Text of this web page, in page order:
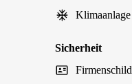
Klimaanlage
Sicherheit
Firmenschild